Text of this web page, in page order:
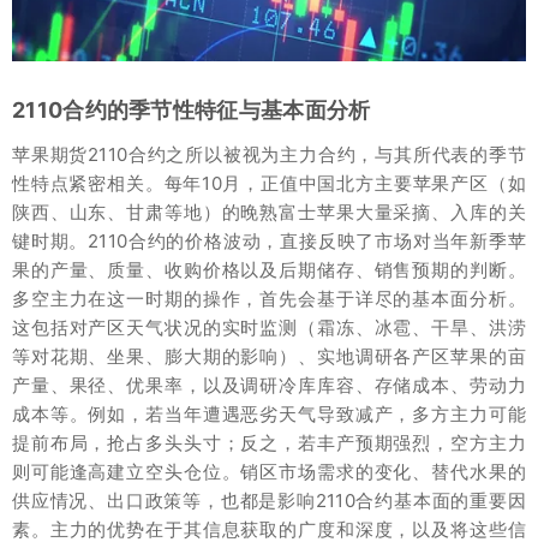
2110合约的季节性特征与基本面分析
苹果期货2110合约之所以被视为主力合约，与其所代表的季节
性特点紧密相关。每年10月，正值中国北方主要苹果产区（如
陕西、山东、甘肃等地）的晚熟富士苹果大量采摘、入库的关
键时期。2110合约的价格波动，直接反映了市场对当年新季苹
果的产量、质量、收购价格以及后期储存、销售预期的判断。
多空主力在这一时期的操作，首先会基于详尽的基本面分析。
这包括对产区天气状况的实时监测（霜冻、冰雹、干旱、洪涝
等对花期、坐果、膨大期的影响）、实地调研各产区苹果的亩
产量、果径、优果率，以及调研冷库库容、存储成本、劳动力
成本等。例如，若当年遭遇恶劣天气导致减产，多方主力可能
提前布局，抢占多头头寸；反之，若丰产预期强烈，空方主力
则可能逢高建立空头仓位。销区市场需求的变化、替代水果的
供应情况、出口政策等，也都是影响2110合约基本面的重要因
素。主力的优势在于其信息获取的广度和深度，以及将这些信